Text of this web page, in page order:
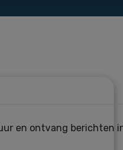
en ontvang berichten